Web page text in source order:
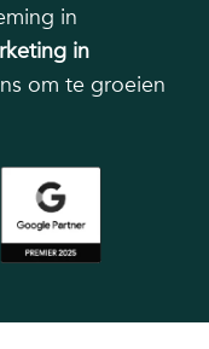
in
in
om te groeien